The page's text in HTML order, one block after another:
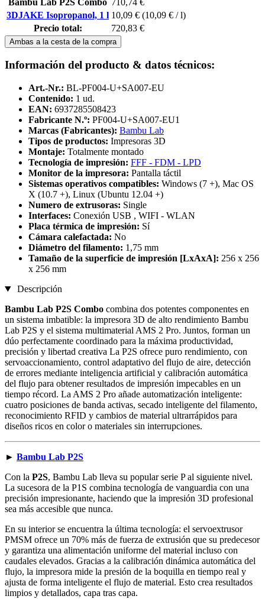
3DJAKE Isopropanol, 1 l 10,09 € (10,09 € / l)
Precio total:
720,83 €
Ambas a la cesta de la compra
Información del producto & datos técnicos:
Art.-Nr.: BL-PF004-U+SA007-EU
Contenido: 1 ud.
EAN: 6937285508423
Fabricante N.º: PF004-U+SA007-EU1
Marcas (Fabricantes): Bambu Lab
Tipos de productos: Impresoras 3D
Montaje: Totalmente montado
Tecnología de impresión: FFF - FDM - LPD
Monitor de la impresora: Pantalla táctil
Sistemas operativos compatibles: Windows (7 +), Mac OS
X (10.7 +), Linux (Ubuntu 12.04 +)
Numero de extrusoras: Single
Interfaces: Conexión USB , WIFI - WLAN
Placa térmica de impresión: Sí
Cámara calefactada: No
Diámetro del filamento: 1,75 mm
Tamaño de la superficie de impresión [LxAxA]: 256 x 256
x 256 mm
Descripción
Bambu Lab P2S Combo combina dos potentes componentes en
un sistema imbatible: la impresora 3D de alto rendimiento Bambu
Lab P2S y el sistema multimaterial AMS 2 Pro. Juntos, forman un
dúo perfectamente coordinado para la máxima productividad,
precisión y libertad creativa La P2S ofrece puro rendimiento, con
servoaccionamiento, control adaptativo del flujo de aire, detección
de errores mediante inteligencia artificial y calibración automática
del flujo para obtener resultados de impresión impecables en un
tiempo récord. La AMS 2 Pro añade automatización inteligente:
cuatro posiciones de banda activas, secado inteligente del filamento,
reconocimiento RFID y cambios de material ultrarrápidos para
diseños ricos en color o materiales sin interrupciones.
► Bambu Lab P2S
Con la P2S, Bambu Lab lleva su popular serie P al siguiente nivel.
La sucesora de la P1S combina tecnología de vanguardia con una
precisión impresionante, haciendo que la impresión 3D profesional
sea más accesible que nunca.
En su interior se encuentra la última tecnología: el servoextrusor
PMSM ofrece un 70% más de fuerza de extrusión que su predecesor
y garantiza una alimentación uniforme del material incluso con
caudales elevados. Gracias a la calibración dinámica automática del
flujo, la impresora mide la presión de la boquilla en tiempo real y
ajusta de forma inteligente el flujo de material. Esto crea resultados
limpios y detallados, capa tras capa.